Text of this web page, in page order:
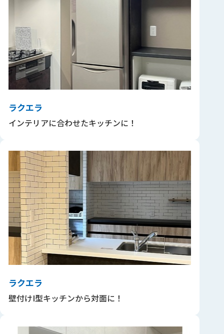
ラクエラ
インテリアに合わせたキッチンに！
ラクエラ
壁付けI型キッチンから対面に！